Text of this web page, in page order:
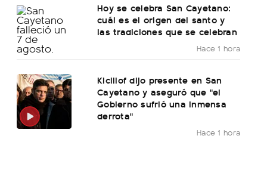
Hoy se celebra San Cayetano:
cuál es el origen del santo y
las tradiciones que se celebran
Hace 1 hora
Kicillof dijo presente en San
Cayetano y aseguró que "el
Gobierno sufrió una inmensa
derrota"
Hace 1 hora